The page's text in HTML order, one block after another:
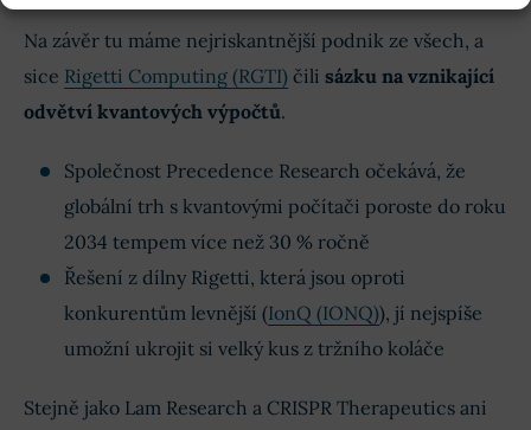
Na závěr tu máme nejriskantnější podnik ze všech, a
sice Rigetti Computing (RGTI) čili sázku na vznikající
odvětví kvantových výpočtů.
Společnost Precedence Research očekává, že
globální trh s kvantovými počítači poroste do roku
2034 tempem více než 30 % ročně
Řešení z dílny Rigetti, která jsou oproti
konkurentům levnější (IonQ (IONQ)), jí nejspíše
umožní ukrojit si velký kus z tržního koláče
Stejně jako Lam Research a CRISPR Therapeutics ani